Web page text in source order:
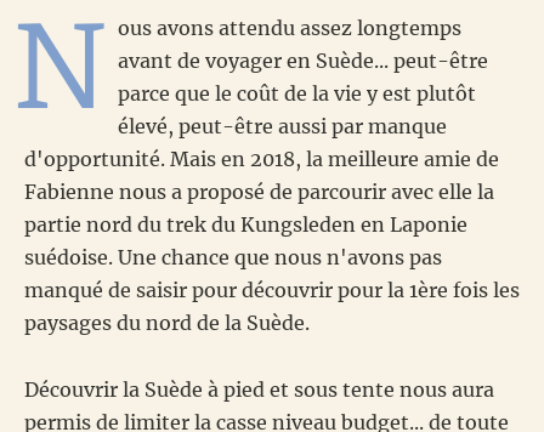
N ous avons attendu assez longtemps
avant de voyager en Suède... peut-être
parce que le coût de la vie y est plutôt
élevé, peut-être aussi par manque
d'opportunité. Mais en 2018, la meilleure amie de
Fabienne nous a proposé de parcourir avec elle la
partie nord du trek du Kungsleden en Laponie
suédoise. Une chance que nous n'avons pas
manqué de saisir pour découvrir pour la 1ère fois les
paysages du nord de la Suède.
Découvrir la Suède à pied et sous tente nous aura
permis de limiter la casse niveau budget... de toute